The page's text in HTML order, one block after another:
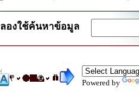
ลองใช้ค้นหาข้อมูล
Powered by